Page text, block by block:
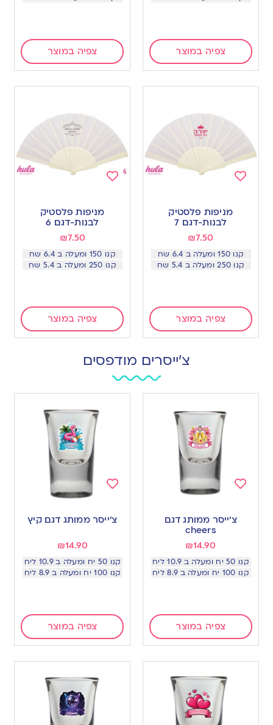
צפיה במוצר צפיה במוצר
wishlist
מניפות פלסטיק
לבנות-דגם 7
₪7.50
קנו 150 ומעלה ב 6.4 שח
קנו 250 ומעלה ב 5.4 שח
צפיה במוצר
wishlist
מניפות פלסטיק
לבנות-דגם 6
₪7.50
קנו 150 ומעלה ב 6.4 שח
קנו 250 ומעלה ב 5.4 שח
צפיה במוצר
צ'ייסרים מודפסים
wishlist
צ׳ייסר ממותג דגם
cheers
₪14.90
קנו 50 יח ומעלה ב 10.9 ליח
קנו 100 יח ומעלה ב 8.9 ליח
צפיה במוצר
to
wishlist
צ׳ייסר ממותג דגם קיץ
₪14.90
קנו 50 יח ומעלה ב 10.9 ליח
קנו 100 יח ומעלה ב 8.9 ליח
צפיה במוצר